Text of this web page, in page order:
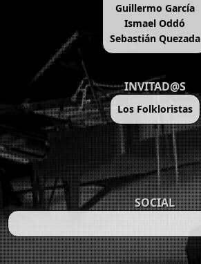
Guillermo García
Ismael Oddó
Sebastián Quezada
INVITAD@S
Los Folkloristas
SOCIAL